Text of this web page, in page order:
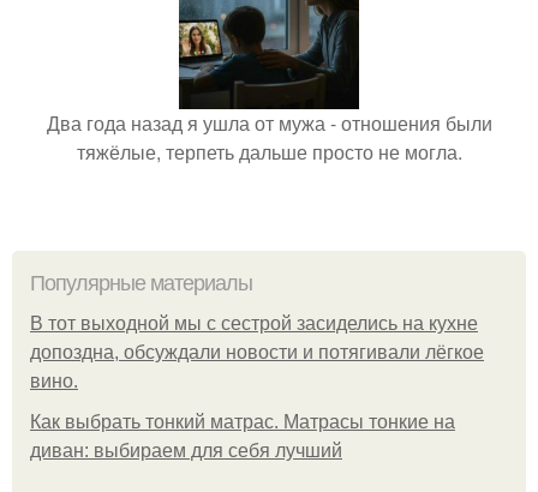
Два года назад я ушла от мужа - отношения были
тяжёлые, терпеть дальше просто не могла.
Популярные материалы
В тот выходной мы с сестрой засиделись на кухне
допоздна, обсуждали новости и потягивали лёгкое
вино.
Как выбрать тонкий матрас. Матрасы тонкие на
диван: выбираем для себя лучший